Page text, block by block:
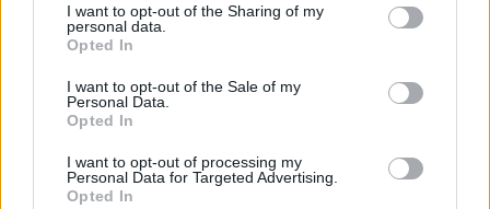
I want to opt-out of the Sharing of my
personal data.
Opted In
I want to opt-out of the Sale of my
Personal Data.
Opted In
I want to opt-out of processing my
Personal Data for Targeted Advertising.
Opted In
Staran luetuimmat